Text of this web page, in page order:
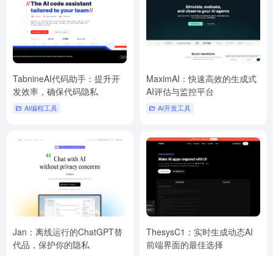
TabnineAI代码助手：提升开
发效率，确保代码隐私
AI编程工具
MaximAI：快速高效的生成式
AI评估与监控平台
AI开发工具
Jan：离线运行的ChatGPT替
代品，保护你的隐私
ThesysC1：实时生成动态AI
前端界面的最佳选择